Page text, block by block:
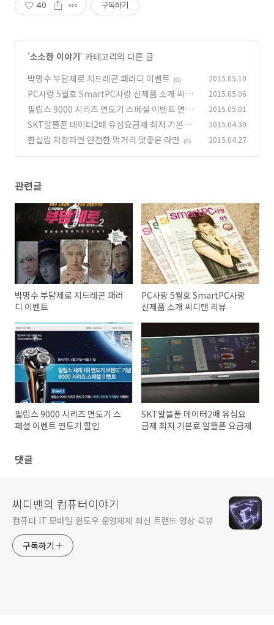
40 구독하기
'소소한 이야기' 카테고리의 다른 글
박명수 부담제로 지드레곤 패러디 이벤트
(0) 2015.05.10
PC사랑 5월호 SmartPC사랑 신제품 소개 씨디
맨 리뷰
(2)
2015.05.06
필립스 9000 시리즈 면도기 스페셜 이벤트 면도
기 할인 (1)
2015.05.01
SKT알뜰폰 데이터2배 유심요금제 최저 기본료
알뜰폰 요금제 (0)
2015.04.30
한살림 자장라면 안전한 먹거리 맛좋은 라면 (0) 2015.04.27
관련글
박명수 부담제로 지드레곤 패러
디 이벤트
PC사랑 5월호 SmartPC사랑
신제품 소개 씨디맨 리뷰
필립스 9000 시리즈 면도기 스
페셜 이벤트 면도기 할인
SKT알뜰폰 데이터2배 유심요
금제 최저 기본료 알뜰폰 요금제
댓글
씨디맨의 컴퓨터이야기
컴퓨터 IT 모바일 윈도우 운영체제 최신 트랜드 영상 리뷰
구독하기